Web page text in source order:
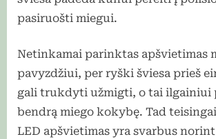
pasiruošti miegui.
Netinkamai parinktas apšvietimas
pavyzdžiui, per ryški šviesa prieš
gali trukdyti užmigti, o tai ilgainiui
bendrą miego kokybę. Tad
LED apšvietimas yra svarbus